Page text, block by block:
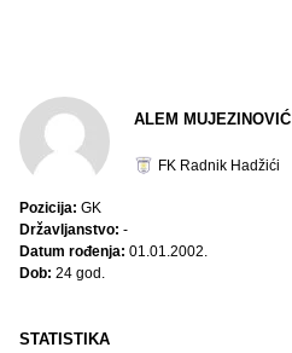
STATISTIKA
ALEM MUJEZINOVIĆ
FK Radnik Hadžići
Pozicija: GK
Državljanstvo: -
Datum rođenja: 01.01.2002.
Dob: 24 god.